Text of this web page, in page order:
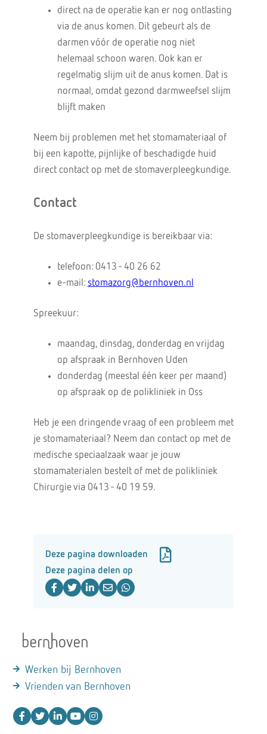
direct na de operatie kan er nog ontlasting
via de anus komen. Dit gebeurt als de
darmen vóór de operatie nog niet
helemaal schoon waren. Ook kan er
regelmatig slijm uit de anus komen. Dat is
normaal, omdat gezond darmweefsel slijm
blijft maken
Neem bij problemen met het stomamateriaal of
bij een kapotte, pijnlijke of beschadigde huid
direct contact op met de stomaverpleegkundige.
Contact
De stomaverpleegkundige is bereikbaar via:
telefoon: 0413 - 40 26 62
e-mail: stomazorg@bernhoven.nl
Spreekuur:
maandag, dinsdag, donderdag en vrijdag
op afspraak in Bernhoven Uden
donderdag (meestal één keer per maand)
op afspraak op de polikliniek in Oss
Heb je een dringende vraag of een probleem met
je stomamateriaal? Neem dan contact op met de
medische speciaalzaak waar je jouw
stomamaterialen bestelt of met de polikliniek
Chirurgie via 0413 - 40 19 59.
Deze pagina downloaden
Deze pagina delen op
Werken bij Bernhoven
Vrienden van Bernhoven